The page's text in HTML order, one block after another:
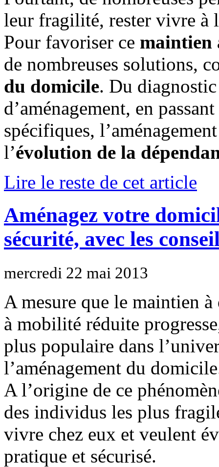
leur fragilité, rester vivre à
Pour favoriser ce maintien
de nombreuses solutions,
du domicile. Du
d’aménagement, en
spécifiques,
l’évolution de la
Lire le reste de cet article
Aménagez votre
sécurité, avec les
mercredi 22 mai 2013
A mesure que le maintien
à mobilité réduite
plus populaire dans
l’aménagement du
A l’origine de ce
des individus les plus
vivre chez eux et veulent
pratique et sécurisé.